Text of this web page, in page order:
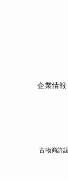
企業情報
古物商許